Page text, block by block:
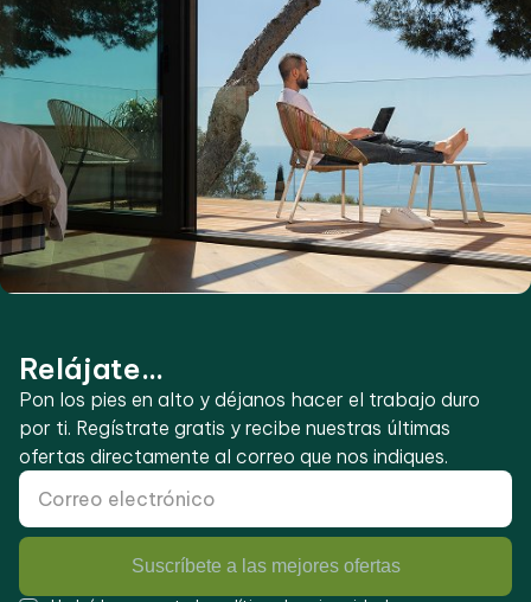
Relájate...
Pon los pies en alto y déjanos hacer el trabajo duro
por ti. Regístrate gratis y recibe nuestras últimas
ofertas directamente al correo que nos indiques.
Suscríbete a las mejores ofertas